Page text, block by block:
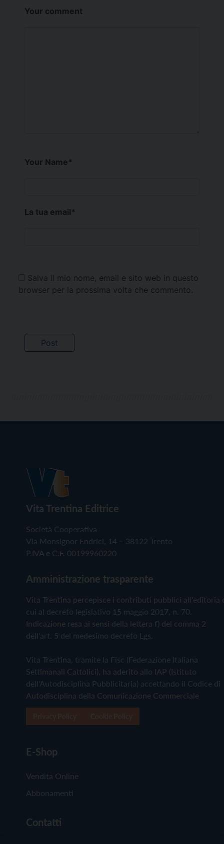
Your comment
Your Name*
La tua email*
Salva il mio nome, email e sito web in questo
browser per la prossima volta che commento.
Vita Trentina Editrice
Società Cooperativa
Via Monsignor Endrici, 14 – 38122 Trento
P.IVA e C.F. 00199960220
Amministrazione trasparente
Vita Trentina percepisce i contributi pubblici all'editoria
cui al decreto legislativo 15 maggio 2017, n. 70.
Indicazione resa ai sensi della lettera f) del comma 2
dell'art. 5 del medesimo decreto Lgs.
Vita Trentina, tramite la Fisc (Federazione Italiana
Settimanali Cattolici), ha aderito allo IAP (Istituto
dell'Autodisciplina Pubblicitaria) accettando il Codice di
Autodisciplina della Comunicazione Commerciale
E-Shop
Vendita Online
Abbonamenti
Contatti